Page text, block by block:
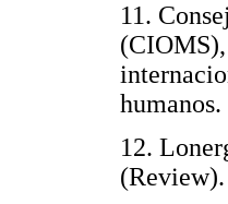
11.
12.